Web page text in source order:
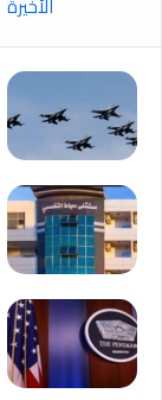
الأخيرة